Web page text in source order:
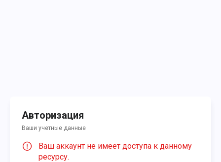
Авторизация
Ваши учетные данные
Ваш аккаунт не имеет доступа к данному
ресурсу.